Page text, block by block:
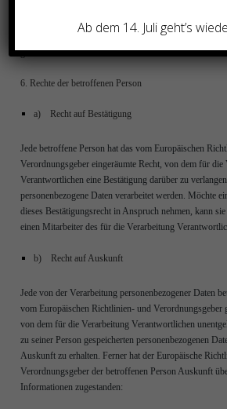
vorgeschriebene Speicherfrist ab, werden die
routinemäßig und entsprechend den gesetzlichen
gelöscht.
6. Rechte der betroffenen Person
a) Recht auf Bestätigung
Jede betroffene Person hat das vom Europäischen
Verordnungsgeber eingeräumte Recht, von dem für die
Verantwortlichen eine Bestätigung darüber zu
personenbezogene Daten verarbeitet werden. Möchte
dieses Bestätigungsrecht in Anspruch nehmen, kann
einen Mitarbeiter des für die Verarbeitung
b) Recht auf Auskunft
Jede von der Verarbeitung personenbezogener Daten
vom Europäischen Richtlinien- und Verordnungsgeber
von dem für die Verarbeitung Verantwortlichen
zu seiner Person gespeicherten personenbezogenen
Auskunft zu erhalten. Ferner hat der Europäische
Verordnungsgeber der betroffenen Person Auskunft
Informationen zugestanden:
Ab dem 14. Juli geht’s